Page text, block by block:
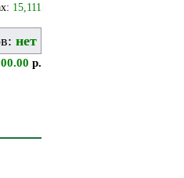
нет
р.
15,111